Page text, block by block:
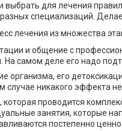
выбрать для лечения
специализаций.
лечения из множества
и общение с
На самом деле его надо
организма, его
случае никакого эффекта не
которая проводится
занятия, которые
постепенно